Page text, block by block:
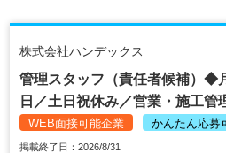
株式会社ハンデックス
管理スタッフ（責任者候補）◆
日／土日祝休み／営業・施工
WEB面接可能企業
かんたん応募
掲載終了日：2026/8/31